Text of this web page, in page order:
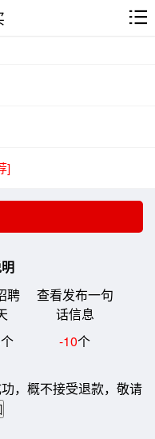
]
聘
查看发布一句
话信息
个 -10个
，概不接受退款，敬请